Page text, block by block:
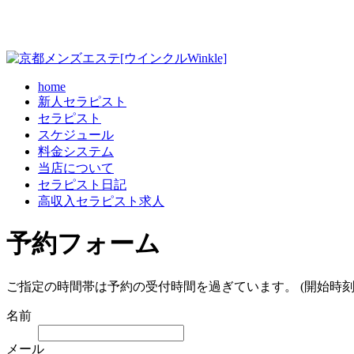
home
新人セラピスト
セラピスト
スケジュール
料金システム
当店について
セラピスト日記
高収入セラピスト求人
予約フォーム
ご指定の時間帯は予約の受付時間を過ぎています。 (開始時
名前
メール